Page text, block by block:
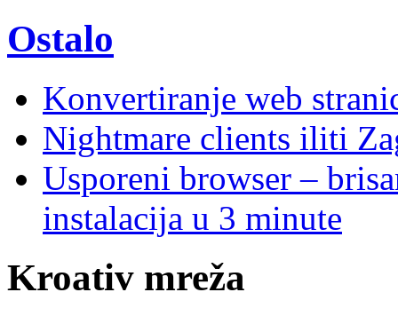
Ostalo
Konvertiranje web
Nightmare clients iliti
Usporeni browser –
instalacija u 3 minute
Kroativ mreža